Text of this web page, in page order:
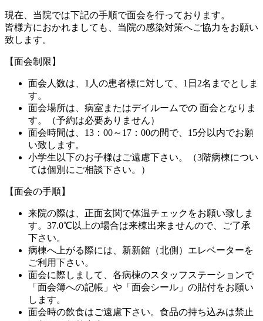
現在、当院では下記の手順で面会を行っております。
皆様方におかれましても、当院の感染対策へご協力をお願い
致します。
【面会制限】
面会人数は、1人の患者様に対して、1日2名までとしま
す。
面会場所は、病室またはデイルームでの 面会となりま
す。（予約は必要ありません）
面会時間は、13：00～17：00の間で、15分以内でお願
い致します。
小学生以下のお子様はご遠慮下さい。（3階病棟につい
ては個別にご相談下さい。）
【面会の手順】
来院の際は、正面玄関で体温チェックをお願い致しま
す。37.0℃以上の場合は来棟出来ませんので、ご了承
下さい。
病棟へ上がる際には、新新館（北側）エレベーターを
ご利用下さい。
面会に際しまして、各病棟のスタッフステーションで
「面会簿への記帳」や「面会シール」の貼付をお願い
します。
面会時の飲食はご遠慮下さい。食品の持ち込みは禁止